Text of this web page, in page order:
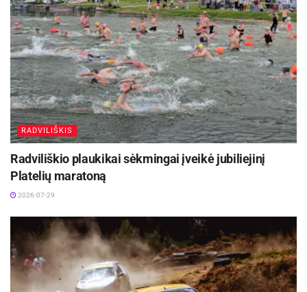
RADVILIŠKIS
Radviliškio plaukikai sėkmingai įveikė jubiliejinį
Platelių maratoną
2026-07-29